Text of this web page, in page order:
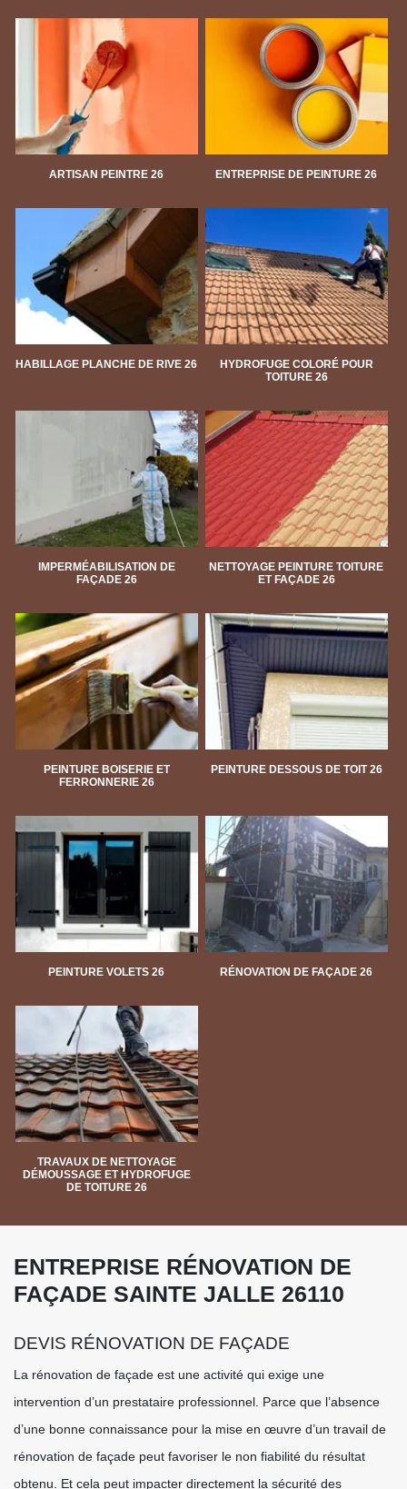
ARTISAN PEINTRE 26 ENTREPRISE DE PEINTURE 26
HABILLAGE PLANCHE DE RIVE 26
HYDROFUGE COLORÉ POUR
TOITURE 26
IMPERMÉABILISATION DE
FAÇADE 26
NETTOYAGE PEINTURE TOITURE
ET FAÇADE 26
PEINTURE BOISERIE ET
FERRONNERIE 26
PEINTURE DESSOUS DE TOIT 26
PEINTURE VOLETS 26 RÉNOVATION DE FAÇADE 26
TRAVAUX DE NETTOYAGE
DÉMOUSSAGE ET HYDROFUGE
DE TOITURE 26
ENTREPRISE RÉNOVATION DE
FAÇADE SAINTE JALLE 26110
DEVIS RÉNOVATION DE FAÇADE
La rénovation de façade est une activité qui exige une
intervention d’un prestataire professionnel. Parce que l’absence
d’une bonne connaissance pour la mise en œuvre d’un travail de
rénovation de façade peut favoriser le non fiabilité du résultat
obtenu. Et cela peut impacter directement la sécurité des